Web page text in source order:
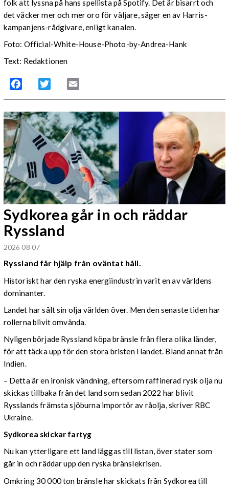
folk att lyssna på hans spellista på Spotify. Det är bisarrt och
det väcker mer och mer oro för väljare, säger en av Harris-
kampanjens-rådgivare, enligt kanalen.
Foto: Official-White-House-Photo-by-Andrea-Hank
Text: Redaktionen
Facebook Twitter
Sydkorea går in och räddar
Ryssland
2026 08 07
Ryssland får hjälp från oväntat håll.
Historiskt har den ryska energiindustrin varit en av världens
dominanter.
Landet har sålt sin olja världen över. Men den senaste tiden har
rollerna blivit omvända.
Nyligen började Ryssland köpa bränsle från flera olika länder,
för att täcka upp för den stora bristen i landet. Bland annat från
Indien.
– Detta är en ironisk vändning, eftersom raffinerad rysk olja nu
skickas tillbaka från det land som sedan 2022 har blivit
Rysslands främsta sjöburna importör av råolja, skriver RBC
Ukraine.
Sydkorea skickar fartyg
Nu kan ytterligare ett land läggas till listan, över stater som
går in och räddar upp den ryska bränslekrisen.
Omkring 30 000 ton bränsle har skickats från Sydkorea till